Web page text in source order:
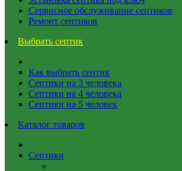
Сервисное обслуживание септиков
Ремонт септиков
Выбрать септик
Как выбрать септик
Септики на 3 человека
Септики на 4 человека
Септики на 5 человек
Каталог товаров
Септики